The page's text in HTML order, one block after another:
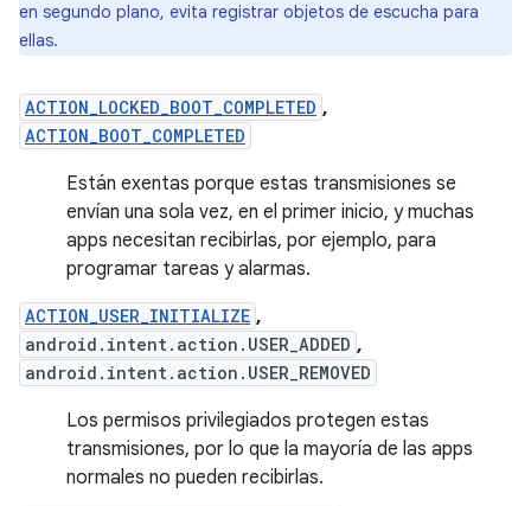
en segundo plano, evita registrar objetos de escucha para
ellas.
ACTION_LOCKED_BOOT_COMPLETED ,
ACTION_BOOT_COMPLETED
Están exentas porque estas transmisiones se
envían una sola vez, en el primer inicio, y muchas
apps necesitan recibirlas, por ejemplo, para
programar tareas y alarmas.
ACTION_USER_INITIALIZE ,
android.intent.action.USER_ADDED ,
android.intent.action.USER_REMOVED
Los permisos privilegiados protegen estas
transmisiones, por lo que la mayoría de las apps
normales no pueden recibirlas.